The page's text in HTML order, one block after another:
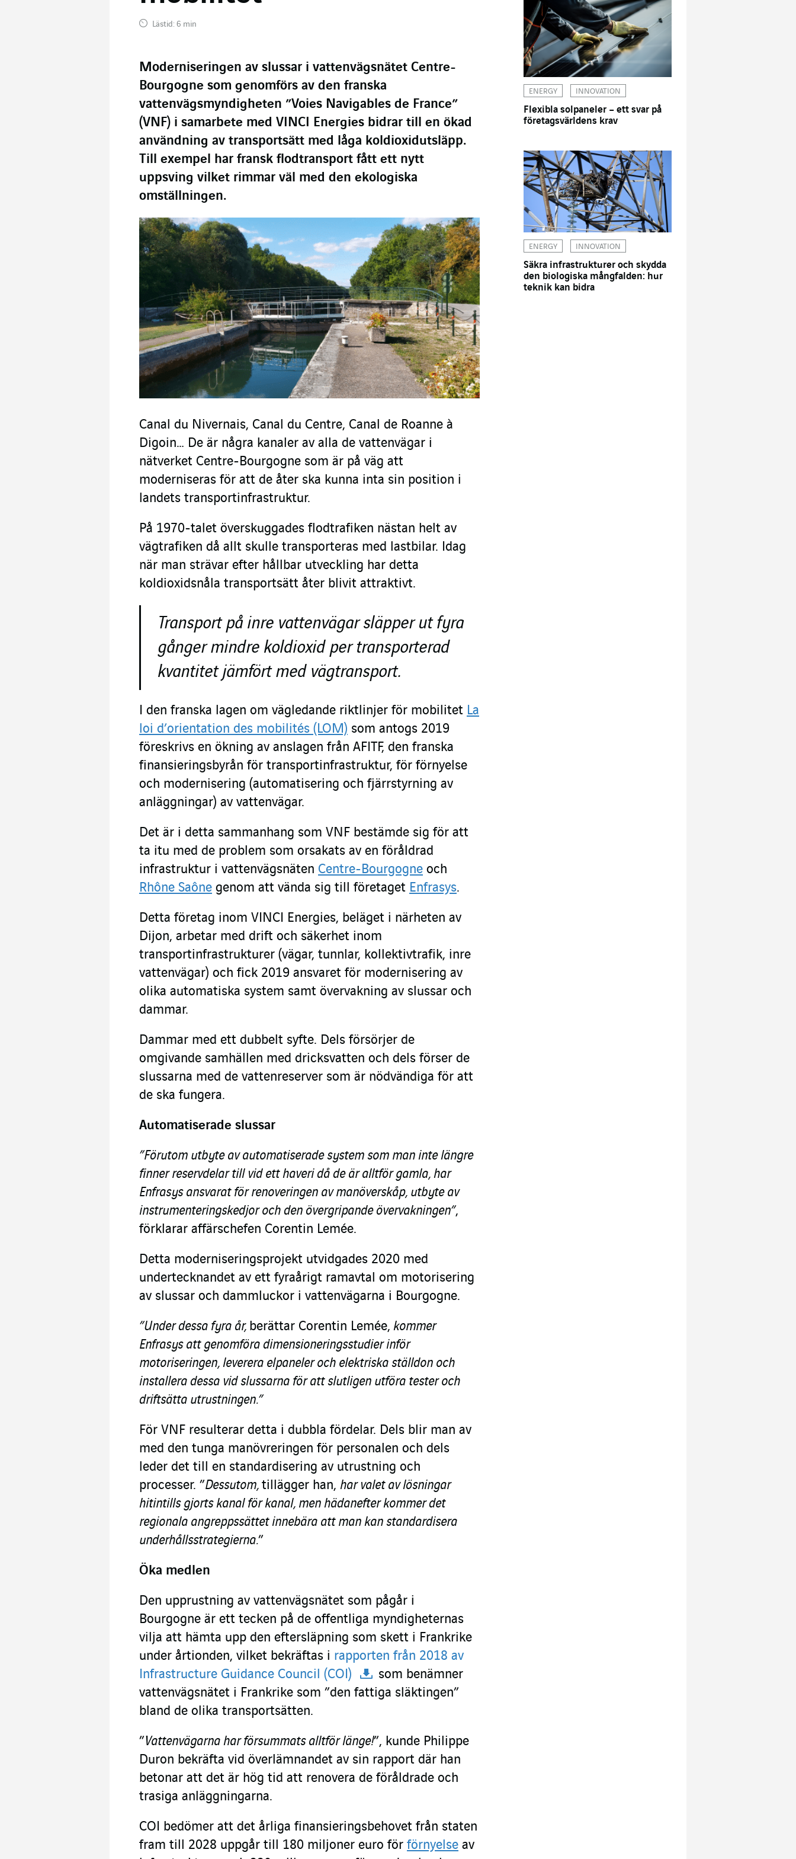
Lästid: 6 min
Moderniseringen av slussar i vattenvägsnätet Centre-
Bourgogne som genomförs av den franska
vattenvägsmyndigheten ”Voies Navigables de France”
(VNF) i samarbete med VINCI Energies bidrar till en ökad
användning av transportsätt med låga koldioxidutsläpp.
Till exempel har fransk flodtransport fått ett nytt
uppsving vilket rimmar väl med den ekologiska
omställningen.
Canal du Nivernais, Canal du Centre, Canal de Roanne à
Digoin… De är några kanaler av alla de vattenvägar i
nätverket Centre-Bourgogne som är på väg att
moderniseras för att de åter ska kunna inta sin position i
landets transportinfrastruktur.
På 1970-talet överskuggades flodtrafiken nästan helt av
vägtrafiken då allt skulle transporteras med lastbilar. Idag
när man strävar efter hållbar utveckling har detta
koldioxidsnåla transportsätt åter blivit attraktivt.
Transport på inre vattenvägar släpper ut fyra
gånger mindre koldioxid per transporterad
kvantitet jämfört med vägtransport.
I den franska lagen om vägledande riktlinjer för mobilitet La
loi d’orientation des mobilités (LOM) som antogs 2019
föreskrivs en ökning av anslagen från AFITF, den franska
finansieringsbyrån för transportinfrastruktur, för förnyelse
och modernisering (automatisering och fjärrstyrning av
anläggningar) av vattenvägar.
Det är i detta sammanhang som VNF bestämde sig för att
ta itu med de problem som orsakats av en föråldrad
infrastruktur i vattenvägsnäten Centre-Bourgogne och
Rhône Saône genom att vända sig till företaget Enfrasys.
Detta företag inom VINCI Energies, beläget i närheten av
Dijon, arbetar med drift och säkerhet inom
transportinfrastrukturer (vägar, tunnlar, kollektivtrafik, inre
vattenvägar) och fick 2019 ansvaret för modernisering av
olika automatiska system samt övervakning av slussar och
dammar.
Dammar med ett dubbelt syfte. Dels försörjer de
omgivande samhällen med dricksvatten och dels förser de
slussarna med de vattenreserver som är nödvändiga för att
de ska fungera.
Automatiserade slussar
”Förutom utbyte av automatiserade system som man inte längre
finner reservdelar till vid ett haveri då de är alltför gamla, har
Enfrasys ansvarat för renoveringen av manöverskåp, utbyte av
instrumenteringskedjor och den övergripande övervakningen”,
förklarar affärschefen Corentin Lemée.
Detta moderniseringsprojekt utvidgades 2020 med
undertecknandet av ett fyraårigt ramavtal om motorisering
av slussar och dammluckor i vattenvägarna i Bourgogne.
”Under dessa fyra år, berättar Corentin Lemée, kommer
Enfrasys att genomföra dimensioneringsstudier inför
motoriseringen, leverera elpaneler och elektriska ställdon och
installera dessa vid slussarna för att slutligen utföra tester och
driftsätta utrustningen.”
För VNF resulterar detta i dubbla fördelar. Dels blir man av
med den tunga manövreringen för personalen och dels
leder det till en standardisering av utrustning och
processer. ”Dessutom, tillägger han, har valet av lösningar
hitintills gjorts kanal för kanal, men hädanefter kommer det
regionala angreppssättet innebära att man kan standardisera
underhållsstrategierna.”
Öka medlen
Den upprustning av vattenvägsnätet som pågår i
Bourgogne är ett tecken på de offentliga myndigheternas
vilja att hämta upp den eftersläpning som skett i Frankrike
under årtionden, vilket bekräftas i rapporten från 2018 av
Infrastructure Guidance Council (COI)
som benämner
vattenvägsnätet i Frankrike som ”den fattiga släktingen”
bland de olika transportsätten.
”Vattenvägarna har försummats alltför länge!”, kunde Philippe
Duron bekräfta vid överlämnandet av sin rapport där han
betonar att det är hög tid att renovera de föråldrade och
trasiga anläggningarna.
COI bedömer att det årliga finansieringsbehovet från staten
fram till 2028 uppgår till 180 miljoner euro för förnyelse av
ENERGY INNOVATION
Flexibla solpaneler – ett svar på
företagsvärldens krav
ENERGY INNOVATION
Säkra infrastrukturer och skydda
den biologiska mångfalden: hur
teknik kan bidra